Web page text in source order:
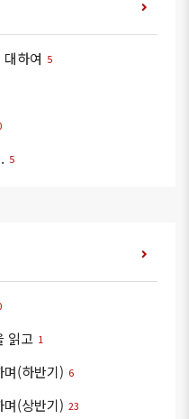
하여 5
5
읽고 1
(하반기) 6
(상반기) 23